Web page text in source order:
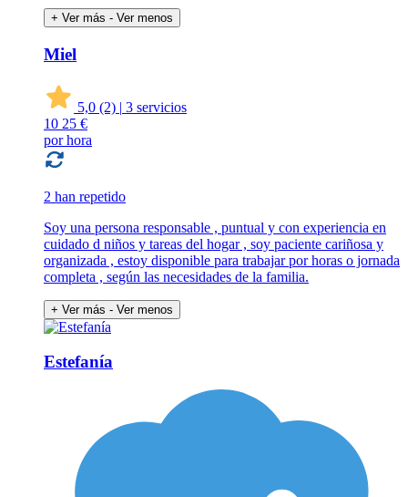
+ Ver más - Ver menos
Miel
5,0 (2) | 3 servicios
10 25 €
por hora
2 han repetido
Soy una persona responsable , puntual y con experiencia en
cuidado d niños y tareas del hogar , soy paciente cariñosa y
organizada , estoy disponible para trabajar por horas o jornada
completa , según las necesidades de la familia.
+ Ver más - Ver menos
Estefanía